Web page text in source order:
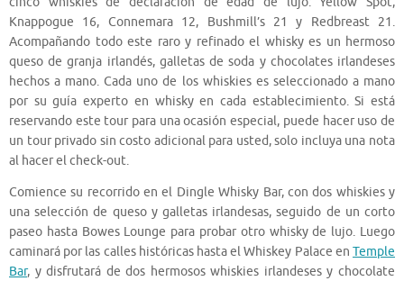
Knappogue 16, Connemara 12, Bushmill’s 21 y Redbreast 21.
Acompañando todo este raro y refinado el whisky es un hermoso
queso de granja irlandés, galletas de soda y chocolates irlandeses
hechos a mano. Cada uno de los whiskies es seleccionado a mano
por su guía experto en whisky en cada establecimiento. Si está
reservando este tour para una ocasión especial, puede hacer uso de
un tour privado sin costo adicional para usted, solo incluya una nota
al hacer el check-out.
Comience su recorrido en el Dingle Whisky Bar, con dos whiskies y
una selección de queso y galletas irlandesas, seguido de un corto
paseo hasta Bowes Lounge para probar otro whisky de lujo. Luego
caminará por las calles históricas hasta el Whiskey Palace en Temple
Bar, y disfrutará de dos hermosos whiskies irlandeses y chocolate